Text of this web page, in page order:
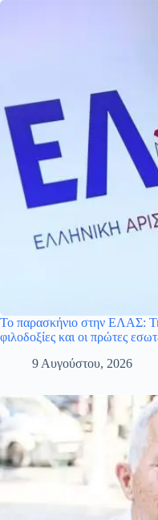
Το παρασκήνιο στην ΕΛΑΣ:
φιλοδοξίες και οι πρώτες
9 Αυγούστου, 2026